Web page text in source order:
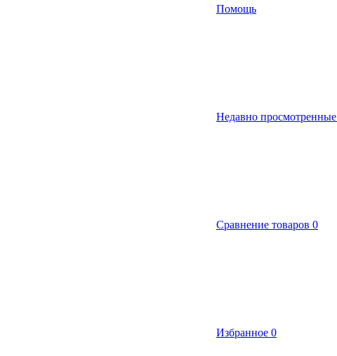
Помощь
Недавно просмотренные
Сравнение товаров 0
Избранное 0